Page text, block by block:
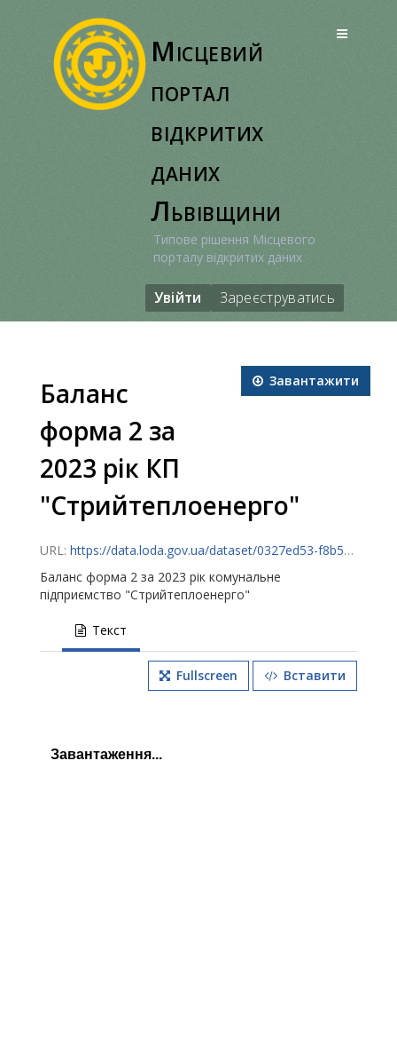
Місцевий
портал
відкритих
даних
Львівщини
Типове рішення Місцевого
порталу відкритих даних
Увійти Зареєструватись
Завантажити
Баланс
форма 2 за
2023 рік КП
"Стрийтеплоенерго"
URL: https://data.loda.gov.ua/dataset/0327ed53-f8b5-4a71-8908-52b13d64860b/resource/14070f50-12f1-4a85-ab78-e93c32c79014/download/460100005432684s010021410000471122023.xml
Баланс форма 2 за 2023 рік комунальне
підприємство "Стрийтеплоенерго"
Текст
Fullscreen Вставити